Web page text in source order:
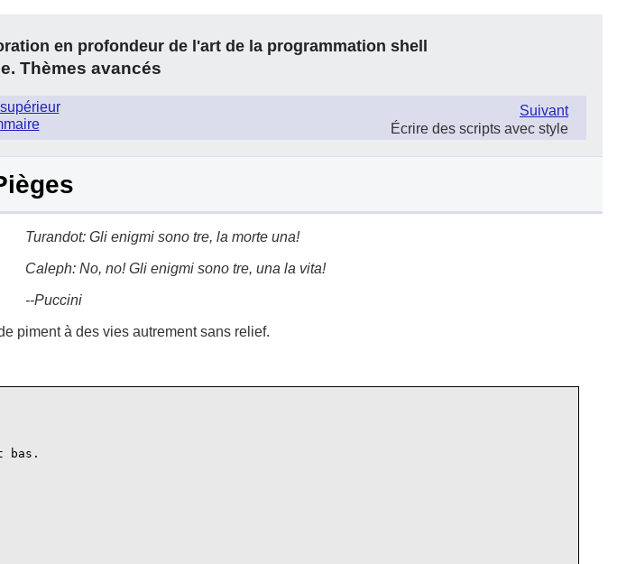
en profondeur de l'art de la programmation shell
Thèmes avancés
Suivant
Écrire des scripts avec style
.
Turandot: Gli enigmi sono tre, la morte una!
Caleph: No, no! Gli enigmi sono tre, una la vita!
--Puccini
piment à des vies autrement sans relief.
bas.